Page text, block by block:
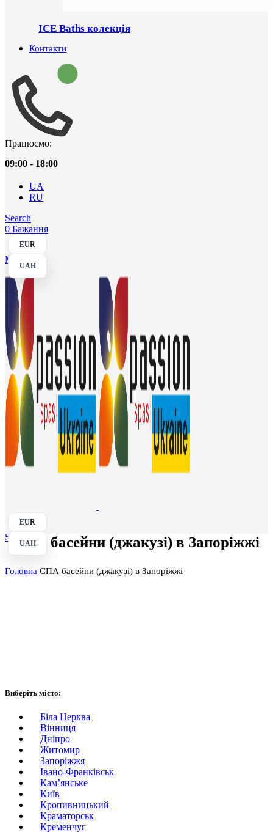
ICE Baths колекція
Контакти
Працюємо:
09:00 - 18:00
UA
RU
Search
0 Бажання
EUR
UAH
Menu
EUR
UAH
SearchСПА басейни (джакузі) в Запоріжжі
Головна СПА басейни (джакузі) в Запоріжжі
Виберіть місто:
Біла Церква
Вінниця
Дніпро
Житомир
Запоріжжя
Івано-Франківськ
Кам’янське
Київ
Кропивницький
Краматорськ
Кременчуг